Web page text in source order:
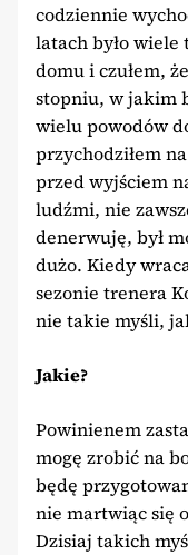
codziennie
latach było
domu i czułem,
stopniu, w jakim
wielu powodów
przychodziłem
przed wyjściem
ludźmi, nie
denerwuję, był
dużo. Kiedy
sezonie trenera
nie takie myśli,
Jakie?
Powinienem
mogę zrobić na
będę
nie martwiąc się
Dzisiaj takich